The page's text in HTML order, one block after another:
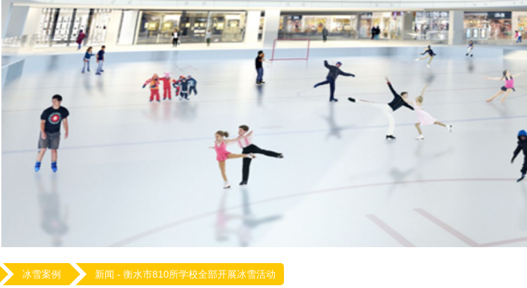
冰雪案例 新闻 - 衡水市810所学校全部开展冰雪活动